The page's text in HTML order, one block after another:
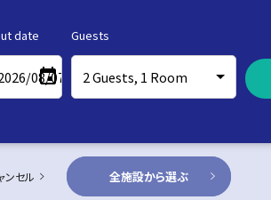
date Guests
ンセル 全施設から選ぶ